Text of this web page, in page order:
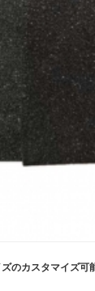
のカスタマイズ可